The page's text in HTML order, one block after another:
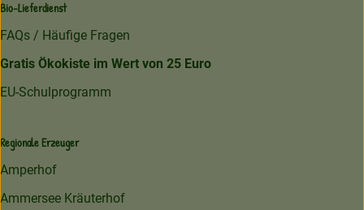
Bio-Lieferdienst
FAQs / Häufige Fragen
Gratis Ökokiste im Wert von 25 Euro
EU-Schulprogramm
Regionale Erzeuger
Amperhof
Ammersee Kräuterhof